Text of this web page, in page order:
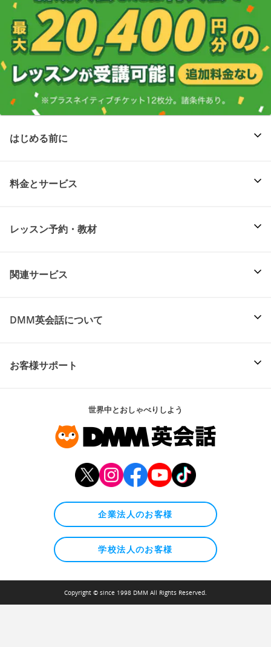
はじめる前に
料金とサービス
レッスン予約・教材
関連サービス
DMM英会話について
お客様サポート
世界中とおしゃべりしよう
企業法人のお客様
学校法人のお客様
Copyright © since 1998 DMM All Rights Reserved.